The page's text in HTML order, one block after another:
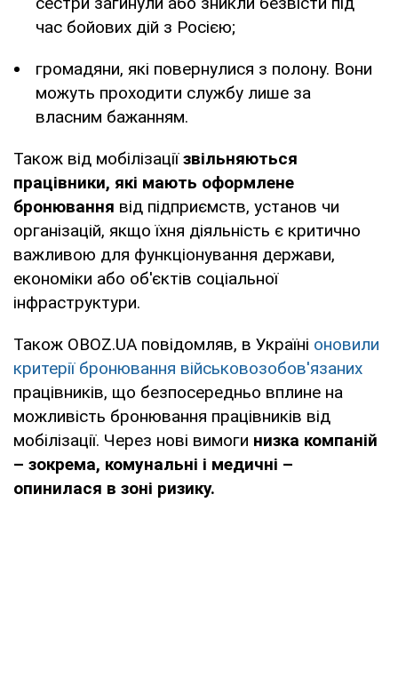
час бойових дій з Росією;
громадяни, які повернулися з полону. Вони
можуть проходити службу лише за
власним бажанням.
Також від мобілізаціїзвільняються
працівники, які мають оформлене
бронювання від підприємств, установ чи
організацій, якщо їхня діяльність є критично
важливою для функціонування держави,
економіки або об'єктів соціальної
інфраструктури.
Також OBOZ.UA повідомляв, в Україні оновили
критерії бронювання військовозобов'язаних
працівників, що безпосередньо вплине на
можливість бронювання працівників від
мобілізації. Через нові вимоги низка компаній
– зокрема, комунальні і медичні –
опинилася в зоні ризику.